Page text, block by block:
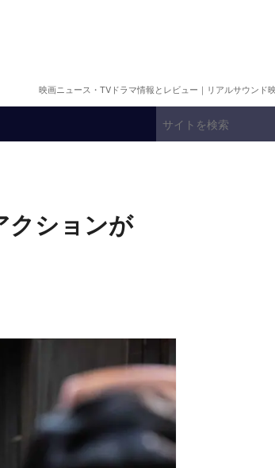
映画ニュース・TVドラマ情報とレビュー｜リアルサウンド
クションが